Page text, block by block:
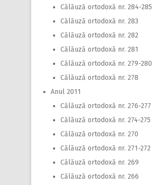
Călăuză ortodoxă nr. 284-285
Călăuză ortodoxă nr. 283
Călăuză ortodoxă nr. 282
Călăuză ortodoxă nr. 281
Călăuză ortodoxă nr. 279-280
Călăuză ortodoxă nr. 278
Anul 2011
Călăuză ortodoxă nr. 276-277
Călăuză ortodoxă nr. 274-275
Călăuză ortodoxă nr. 270
Călăuză ortodoxă nr. 271-272
Călăuză ortodoxă nr. 269
Călăuză ortodoxă nr. 266